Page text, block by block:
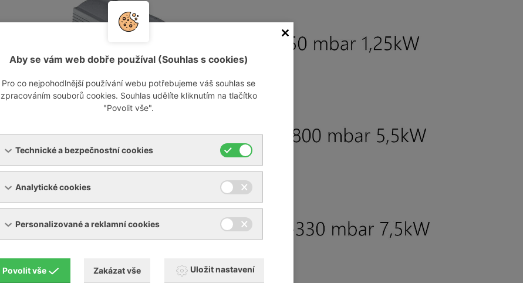
Aby se vám web dobře používal (Souhlas s cookies)
Pro co nejpohodlnější používání webu potřebujeme váš souhlas se
zpracováním souborů cookies. Souhlas udělíte kliknutím na tlačítko
"Povolit vše".
Technické a bezpečnostní cookies
Analytické cookies
Personalizované a reklamní cookies
Povolit vše Zakázat vše Uložit nastavení